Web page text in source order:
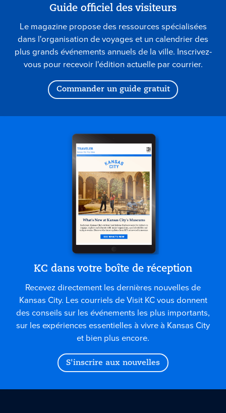
Guide officiel des visiteurs
Le magazine propose des ressources spécialisées
dans l'organisation de voyages et un calendrier des
plus grands événements annuels de la ville. Inscrivez-
vous pour recevoir l'édition actuelle par courrier.
Commander un guide gratuit
KC dans votre boîte de réception
Recevez directement les dernières nouvelles de
Kansas City. Les courriels de Visit KC vous donnent
des conseils sur les événements les plus importants,
sur les expériences essentielles à vivre à Kansas City
et bien plus encore.
S'inscrire aux nouvelles